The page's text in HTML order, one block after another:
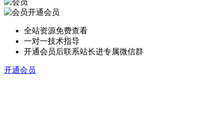
开通会员
全站资源免费查看
一对一技术指导
开通会员后联系站长进专属微信群
开通会员